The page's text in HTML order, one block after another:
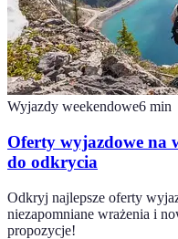
Wyjazdy weekendowe6 min
Oferty wyjazdowe na
do odkrycia
Odkryj najlepsze oferty
niezapomniane wrażenia i
propozycje!